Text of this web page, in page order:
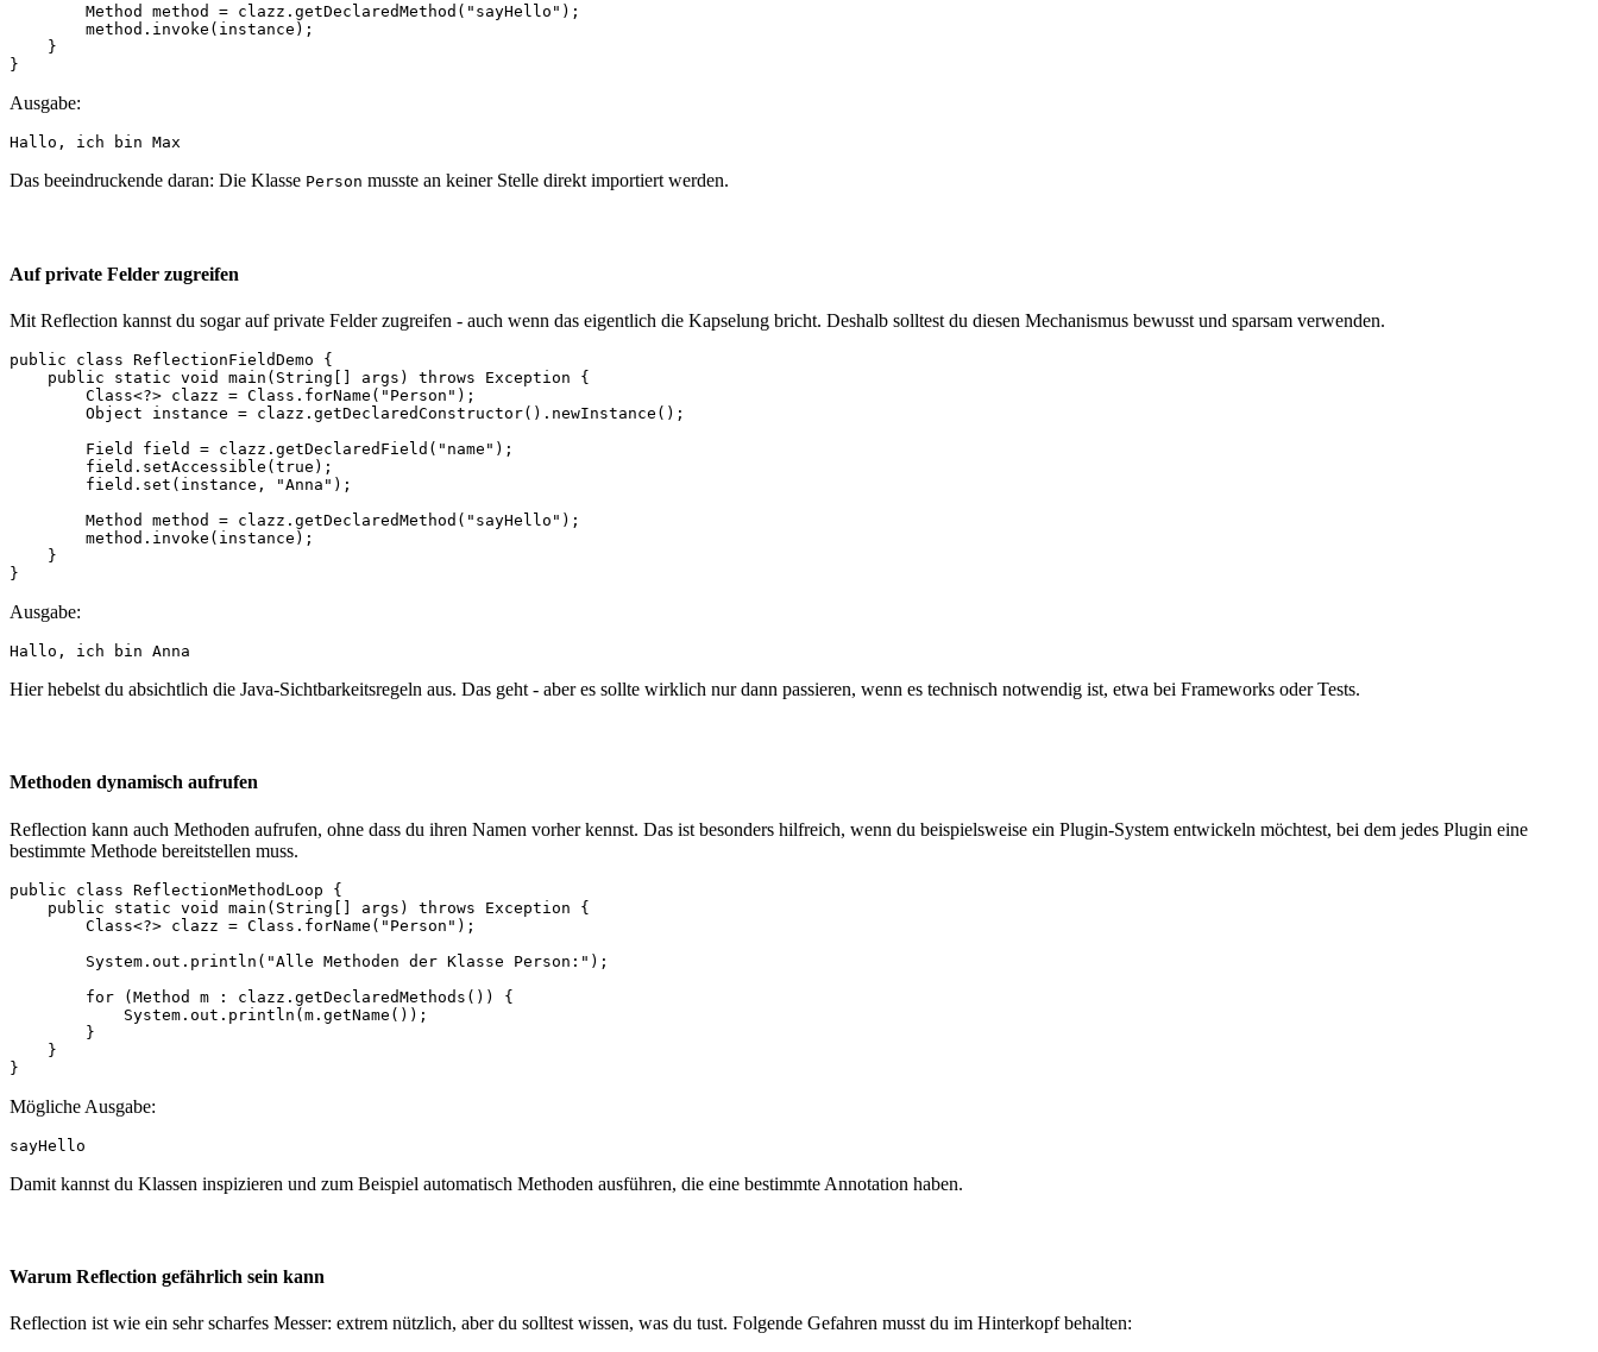
        Method method = clazz.getDeclaredMethod("sayHello");
        method.invoke(instance);
    }
}
Ausgabe:
Hallo, ich bin Max
Das beeindruckende daran: Die Klasse Person musste an keiner Stelle direkt importiert werden.
Auf private Felder zugreifen
Mit Reflection kannst du sogar auf private Felder zugreifen - auch wenn das eigentlich die Kapselung bricht. Deshalb solltest du diesen Mechanismus bewusst und sparsam verwenden.
public class ReflectionFieldDemo {
    public static void main(String[] args) throws Exception {
        Class<?> clazz = Class.forName("Person");
        Object instance = clazz.getDeclaredConstructor().newInstance();
        Field field = clazz.getDeclaredField("name");
        field.setAccessible(true);
        field.set(instance, "Anna");
        Method method = clazz.getDeclaredMethod("sayHello");
        method.invoke(instance);
    }
}
Ausgabe:
Hallo, ich bin Anna
Hier hebelst du absichtlich die Java-Sichtbarkeitsregeln aus. Das geht - aber es sollte wirklich nur dann passieren, wenn es technisch notwendig ist, etwa bei Frameworks oder Tests.
Methoden dynamisch aufrufen
Reflection kann auch Methoden aufrufen, ohne dass du ihren Namen vorher kennst. Das ist besonders hilfreich, wenn du beispielsweise ein Plugin-System entwickeln möchtest, bei dem jedes Plugin eine
bestimmte Methode bereitstellen muss.
public class ReflectionMethodLoop {
    public static void main(String[] args) throws Exception {
        Class<?> clazz = Class.forName("Person");
        System.out.println("Alle Methoden der Klasse Person:");
        for (Method m : clazz.getDeclaredMethods()) {
            System.out.println(m.getName());
        }
    }
}
Mögliche Ausgabe:
sayHello
Damit kannst du Klassen inspizieren und zum Beispiel automatisch Methoden ausführen, die eine bestimmte Annotation haben.
Warum Reflection gefährlich sein kann
Reflection ist wie ein sehr scharfes Messer: extrem nützlich, aber du solltest wissen, was du tust. Folgende Gefahren musst du im Hinterkopf behalten: